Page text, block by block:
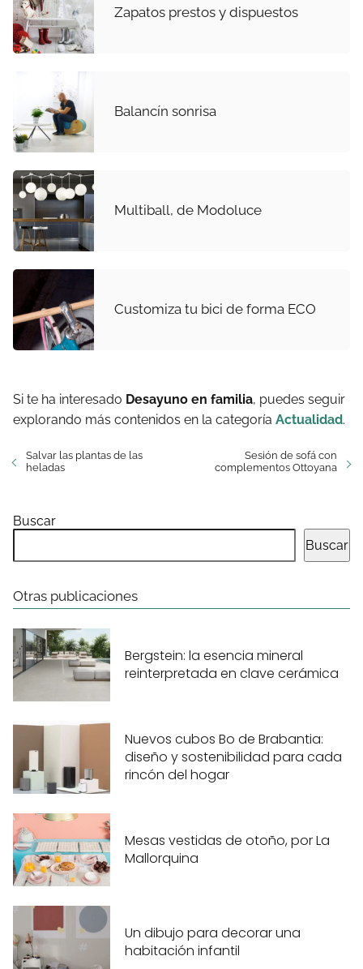
Zapatos prestos y dispuestos
Balancín sonrisa
Multiball, de Modoluce
Customiza tu bici de forma ECO
Si te ha interesado Desayuno en familia, puedes seguir
explorando más contenidos en la categoría Actualidad.
Salvar las plantas de las
heladas
Sesión de sofá con
complementos Ottoyana
Buscar
Buscar
Otras publicaciones
Bergstein: la esencia mineral
reinterpretada en clave cerámica
Nuevos cubos Bo de Brabantia:
diseño y sostenibilidad para cada
rincón del hogar
Mesas vestidas de otoño, por La
Mallorquina
Un dibujo para decorar una
habitación infantil